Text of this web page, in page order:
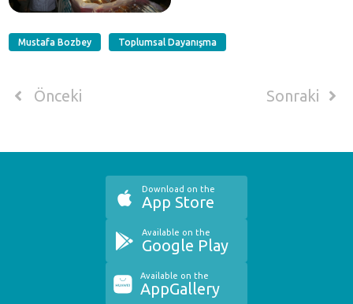
Mustafa Bozbey Toplumsal Dayanışma
Önceki Sonraki
Download on the
App Store
Available on the
Google Play
Available on the
AppGallery